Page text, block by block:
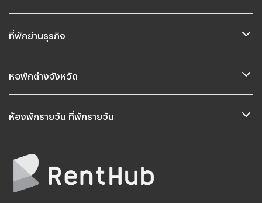
ที่พักย่านธุรกิจ
หอพักต่างจังหวัด
ห้องพักรายวัน ที่พักรายวัน